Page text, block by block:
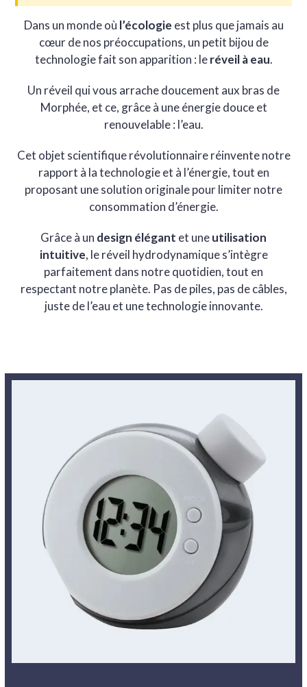
Dans un monde où l’écologie est plus que jamais au
cœur de nos préoccupations, un petit bijou de
technologie fait son apparition : leréveil à eau.
Un réveil qui vous arrache doucement aux bras de
Morphée, et ce, grâce à une énergie douce et
renouvelable : l’eau.
Cet objet scientifique révolutionnaire réinvente notre
rapport à la technologie et à l’énergie, tout en
proposant une solution originale pour limiter notre
consommation d’énergie.
Grâce à un design élégant et uneutilisation
intuitive, le réveil hydrodynamique s’intègre
parfaitement dans notre quotidien, tout en
respectant notre planète. Pas de piles, pas de câbles,
juste de l’eau et une technologie innovante.